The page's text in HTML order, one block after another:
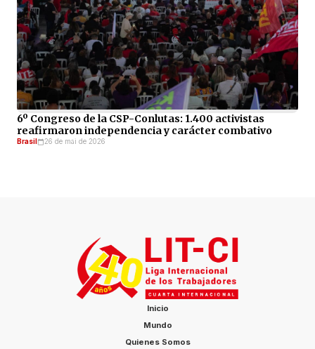
6º Congreso de la CSP-Conlutas: 1.400 activistas
reafirmaron independencia y carácter combativo
Brasil 26 de mai de 2026
Inicio
Mundo
Quienes Somos